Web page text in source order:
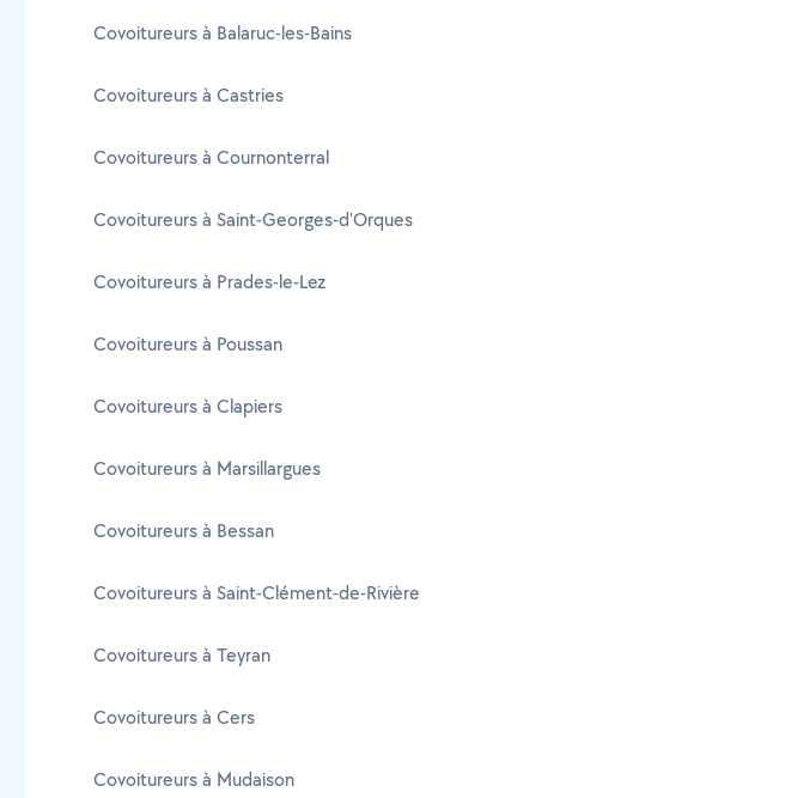
Covoitureurs à Balaruc-les-Bains
Covoitureurs à Castries
Covoitureurs à Cournonterral
Covoitureurs à Saint-Georges-d'Orques
Covoitureurs à Prades-le-Lez
Covoitureurs à Poussan
Covoitureurs à Clapiers
Covoitureurs à Marsillargues
Covoitureurs à Bessan
Covoitureurs à Saint-Clément-de-Rivière
Covoitureurs à Teyran
Covoitureurs à Cers
Covoitureurs à Mudaison